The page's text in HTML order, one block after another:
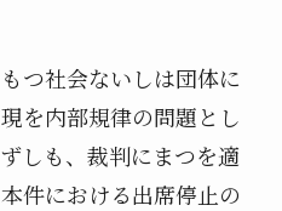
社会ないしは団体に
を内部規律の問題とし
しも、裁判にまつを適
件における出席停止の